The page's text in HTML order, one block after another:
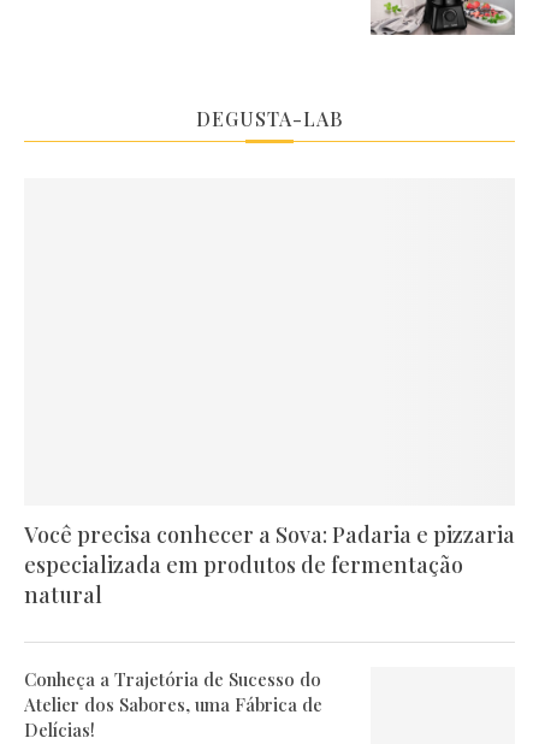
DEGUSTA-LAB
Você precisa conhecer a Sova: Padaria e pizzaria
especializada em produtos de fermentação
natural
Conheça a Trajetória de Sucesso do
Atelier dos Sabores, uma Fábrica de
Delícias!